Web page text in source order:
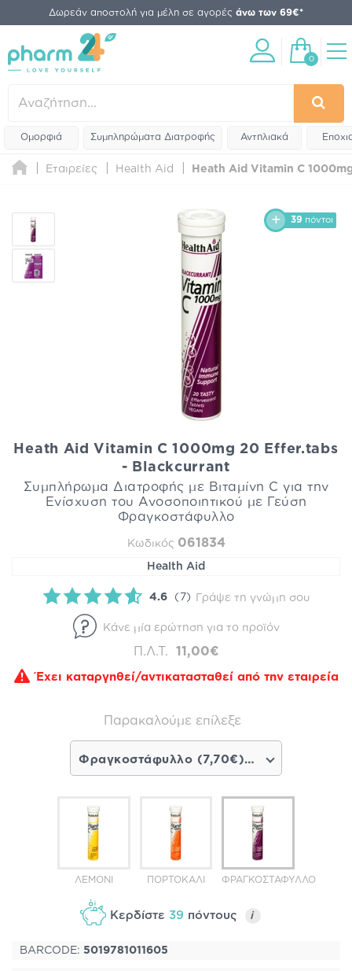
Δωρεάν αποστολή για μέλη σε αγορές άνω των 69€*
0
Ομορφιά Συμπληρώματα Διατροφής Αντηλιακά
Εταιρείες Health Aid Heath Aid Vitamin C
39 πόντοι
Heath Aid Vitamin C 1000mg 20 Effer.tabs
- Blackcurrant
Συμπλήρωμα Διατροφής με Βιταμίνη C για την
Ενίσχυση του Ανοσοποιητικού με Γεύση
Φραγκοστάφυλλο
Κωδικός 061834
Health Aid
4.6 (7) Γράψε τη γνώμη σου
Κάνε μία ερώτηση για το προϊόν
Π.Λ.Τ. 11,00€
Έχει καταργηθεί/αντικατασταθεί από την εταιρεία
Παρακαλούμε επίλεξε
Φραγκοστάφυλλο (7,70€) - Σύντομα διαθέσιμο
ΛΕΜΌΝΙ ΠΟΡΤΟΚΆΛΙ ΦΡΑΓΚΟΣΤΆΦΥΛΛΟ
Κερδίστε 39 πόντους i
BARCODE: 5019781011605